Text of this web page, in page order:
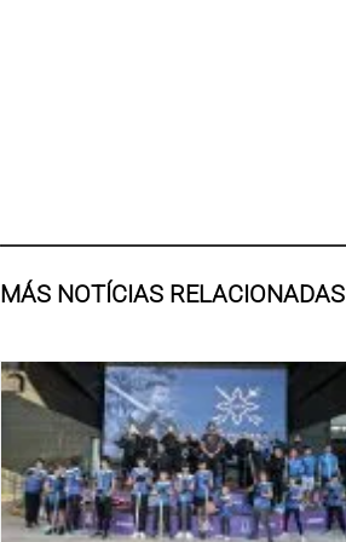
MÁS NOTÍCIAS RELACIONADAS